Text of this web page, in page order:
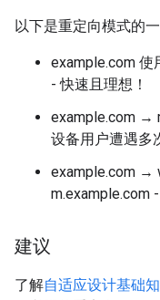
以下是重定向模式的一
example.com 使
- 快速且理想！
example.com →
设备用户遭遇多
example.com →
m.example.com
建议
了解自适应设计基础